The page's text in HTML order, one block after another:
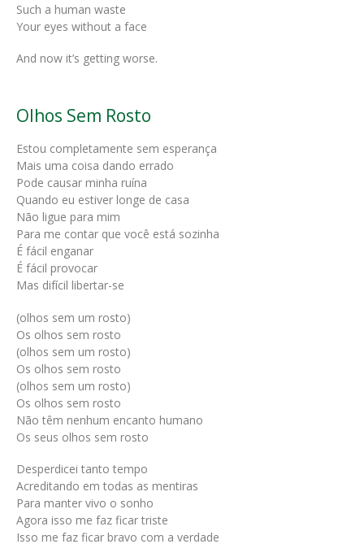
Such a human waste
Your eyes without a face
And now it’s getting worse.
Olhos Sem Rosto
Estou completamente sem esperança
Mais uma coisa dando errado
Pode causar minha ruína
Quando eu estiver longe de casa
Não ligue para mim
Para me contar que você está sozinha
É fácil enganar
É fácil provocar
Mas difícil libertar-se
(olhos sem um rosto)
Os olhos sem rosto
(olhos sem um rosto)
Os olhos sem rosto
(olhos sem um rosto)
Os olhos sem rosto
Não têm nenhum encanto humano
Os seus olhos sem rosto
Desperdicei tanto tempo
Acreditando em todas as mentiras
Para manter vivo o sonho
Agora isso me faz ficar triste
Isso me faz ficar bravo com a verdade